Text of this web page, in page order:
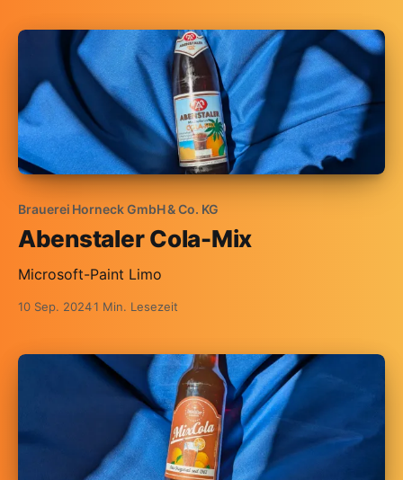
Brauerei Horneck GmbH & Co. KG
Abenstaler Cola-Mix
Microsoft-Paint Limo
10 Sep. 20241 Min. Lesezeit